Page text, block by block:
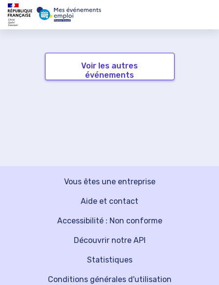
Voir les autres
événements
Vous êtes une entreprise
Découvrir notre API
Aide et contact
Statistiques
Accessibilité : Non conforme
Conditions générales d'utilisation